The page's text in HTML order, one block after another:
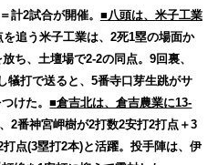
計2試合が開催。 ■八頭は、米子工業
を追う米子工業は、2死1塁の場面か
ち、土壇場で2-2の同点。9回裏、
犠打で送ると、5番寺口芽生跳がサ
けた。■倉吉北は、倉吉農業に13-
2番神宮岬樹が2打数2安打2打点＋3
点(3塁打2本)と活躍。投手陣は、伊